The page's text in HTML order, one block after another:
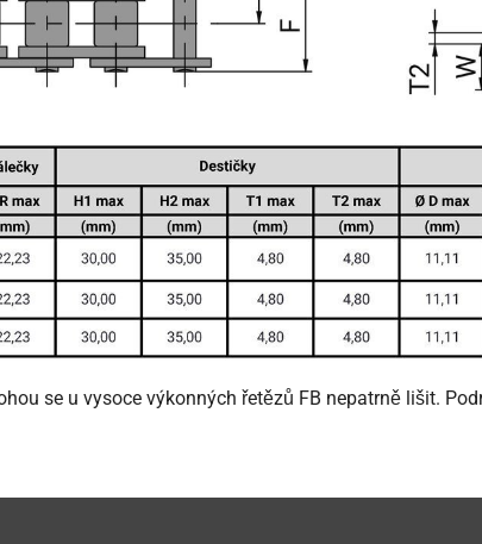
se u vysoce výkonných řetězů FB nepatrně lišit.